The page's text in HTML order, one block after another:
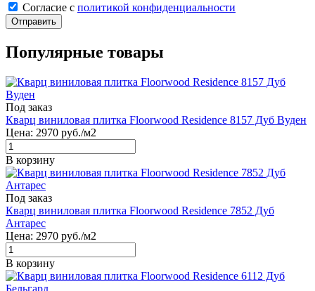
Cогласие с политикой конфиденциальности
Отправить
Популярные товары
Под заказ
Кварц виниловая плитка Floorwood Residence 8157 Дуб Вуден
Цена: 2970 руб./м2
В корзину
Под заказ
Кварц виниловая плитка Floorwood Residence 7852 Дуб
Антарес
Цена: 2970 руб./м2
В корзину